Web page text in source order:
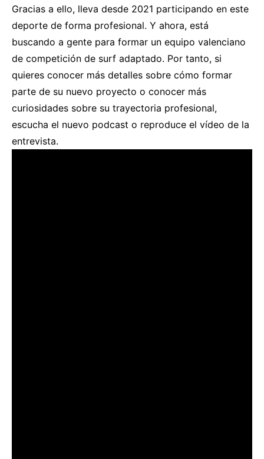
Gracias a ello, lleva desde 2021 participando en este
deporte de forma profesional. Y ahora, está
buscando a gente para formar un equipo valenciano
de competición de surf adaptado. Por tanto, si
quieres conocer más detalles sobre cómo formar
parte de su nuevo proyecto o conocer más
curiosidades sobre su trayectoria profesional,
escucha el nuevo podcast o reproduce el vídeo de la
entrevista.